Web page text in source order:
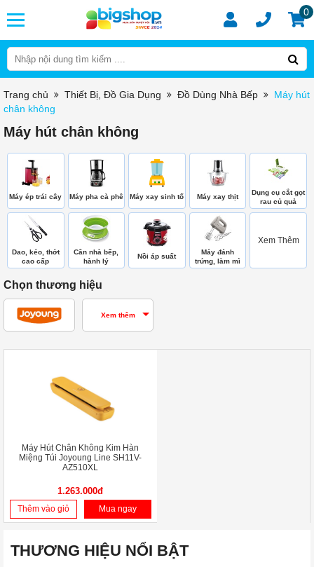
0
Trang chủ Thiết Bị, Đồ Gia Dụng Đồ Dùng Nhà Bếp
Máy hút
chân không
Máy hút chân không
Máy ép trái cây Máy pha cà phê Máy xay sinh tố Máy xay thịt
Dụng cụ cắt gọt
rau củ quả
Dao, kéo, thớt
cao cấp
Cân nhà bếp,
hành lý
Nồi áp suất
Máy đánh
trứng, làm mì
Xem Thêm
Chọn thương hiệu
Xem thêm
Máy Hút Chân Không Kim Hàn
Miệng Túi Joyoung Line SH11V-
AZ510XL
1.263.000đ
Thêm vào giỏ Mua ngay
THƯƠNG HIỆU NỔI BẬT